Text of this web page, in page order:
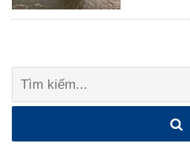
navigation
Tìm